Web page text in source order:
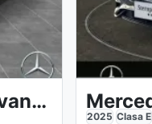
Mercedes-Benz E 300 e T Advanced Plus
2025 Clasa E